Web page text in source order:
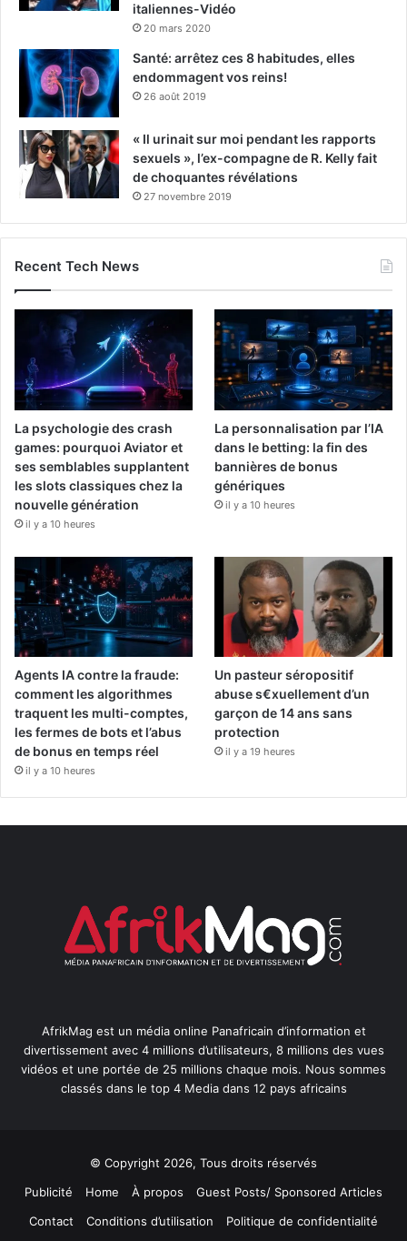
italiennes-Vidéo
20 mars 2020
Santé: arrêtez ces 8 habitudes, elles
endommagent vos reins!
26 août 2019
« Il urinait sur moi pendant les rapports
sexuels », l’ex-compagne de R. Kelly fait
de choquantes révélations
27 novembre 2019
Recent Tech News
La psychologie des crash
games: pourquoi Aviator et
ses semblables supplantent
les slots classiques chez la
nouvelle génération
il y a 10 heures
La personnalisation par l’IA
dans le betting: la fin des
bannières de bonus
génériques
il y a 10 heures
Agents IA contre la fraude:
comment les algorithmes
traquent les multi-comptes,
les fermes de bots et l’abus
de bonus en temps réel
il y a 10 heures
Un pasteur séropositif
abuse s€xuellement d’un
garçon de 14 ans sans
protection
il y a 19 heures
AfrikMag est un média online Panafricain d’information et
divertissement avec 4 millions d’utilisateurs, 8 millions des vues
vidéos et une portée de 25 millions chaque mois. Nous sommes
classés dans le top 4 Media dans 12 pays africains
© Copyright 2026, Tous droits réservés
Publicité
Home À propos
Guest Posts/ Sponsored Articles
Contact
Conditions d’utilisation
Politique de confidentialité